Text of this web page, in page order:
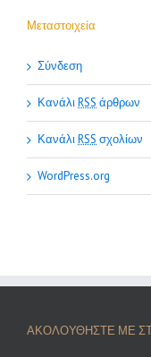
Μεταστοιχεία
Σύνδεση
ΚανάλιRSS άρθρων
ΚανάλιRSS σχολίων
WordPress.org
ΑΚΟΛΟΥΘΗΣΤΕ ΜΕ ΣΤΟ